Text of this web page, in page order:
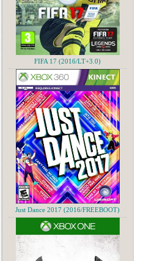
FIFA 17 (2016/LT+3.0)
Just Dance 2017 (2016/FREEBOOT)